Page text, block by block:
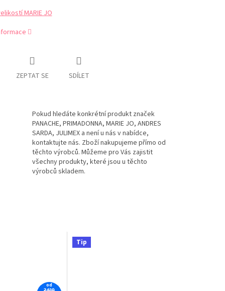
MARIE JO
ZEPTAT SE SDÍLET
Pokud hledáte konkrétní produkt značek
PANACHE, PRIMADONNA, MARIE JO, ANDRES
SARDA, JULIMEX a není u nás v nabídce,
kontaktujte nás. Zboží nakupujeme přímo od
těchto výrobců. Můžeme pro Vás zajistit
všechny produkty, které jsou u těchto
výrobců skladem.
od
2 610
Tip